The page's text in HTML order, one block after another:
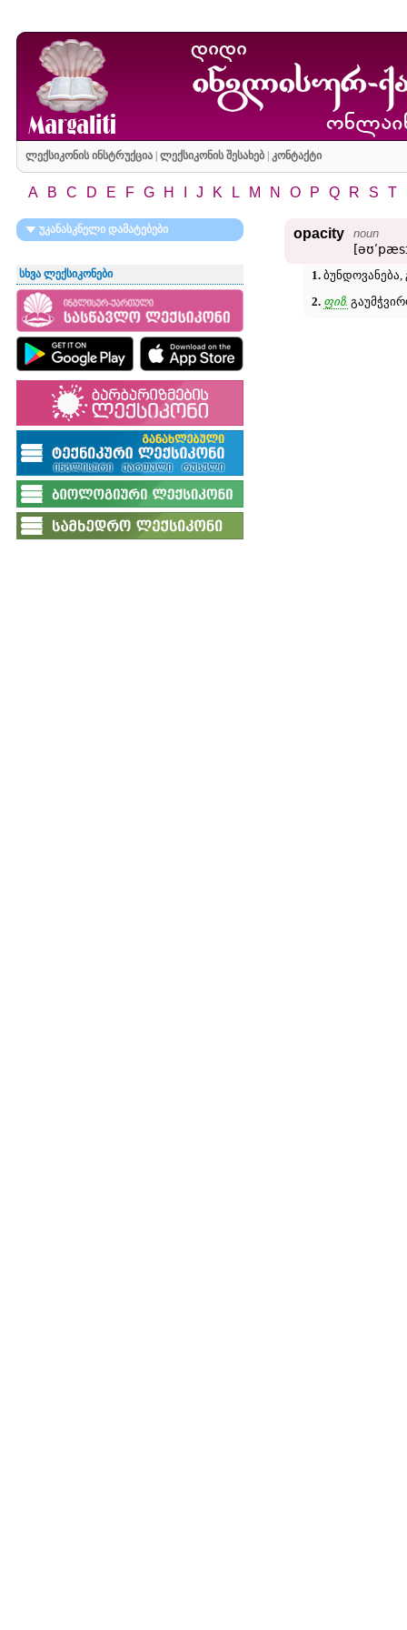
ლექსიკონის ინსტრუქცია| ლექსიკონის შესახებ| კონტაქტი
A B C D E F G H J K L M N O P Q R S T
უკანასკნელი დამატებები
სხვა ლექსიკონები
opacity noun
1.ბუნდოვანება,
2. ფიზ.